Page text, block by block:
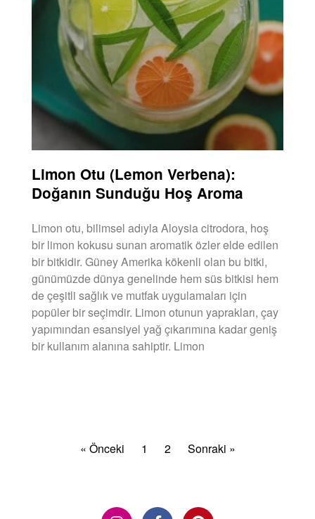
Limon Otu (Lemon Verbena):
Doğanın Sunduğu Hoş Aroma
Limon otu, bilimsel adıyla Aloysia citrodora, hoş
bir limon kokusu sunan aromatik özler elde edilen
bir bitkidir. Güney Amerika kökenli olan bu bitki,
günümüzde dünya genelinde hem süs bitkisi hem
de çeşitli sağlık ve mutfak uygulamaları için
popüler bir seçimdir. Limon otunun yaprakları, çay
yapımından esansiyel yağ çıkarımına kadar geniş
bir kullanım alanına sahiptir. Limon
« Önceki 1 2 Sonraki »